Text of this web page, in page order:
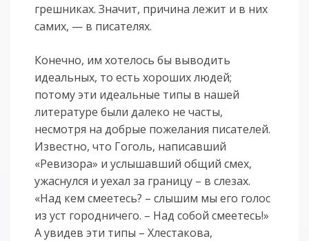
грешниках. Значит, причина лежит и в них
самих, — в писателях.
Конечно, им хотелось бы выводить
идеальных, то есть хороших людей;
потому эти идеальные типы в нашей
литературе были далеко не часты,
несмотря на добрые пожелания писателей.
Известно, что Гоголь, написавший
«Ревизора» и услышавший общий смех,
ужаснулся и уехал за границу – в слезах.
«Над кем смеетесь? – слышим мы его голос
из уст городничего. – Над собой смеетесь!»
А увидев эти типы – Хлестакова,